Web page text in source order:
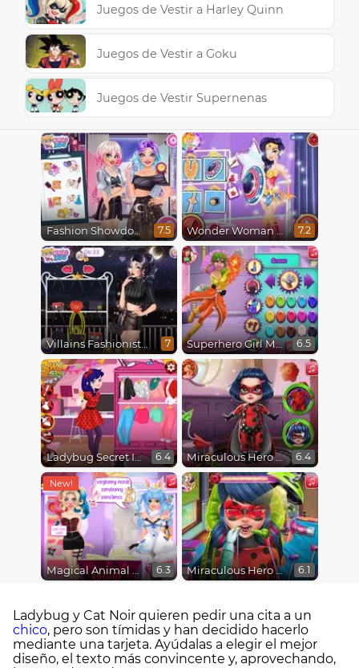
Juegos de Vestir a Harley Quinn
Juegos de Vestir a Goku
Juegos de Vestir Supernenas
Fashion Showdown Barbie and Harley 7.5 Wonder Woman Fashion Event 7.2
Villains Fashionistas In The City 7 Superhero Girl Maker 6.5
Ladybug Secret Identity Revealed 6.4 Miraculous Hero Baby Bath 6.4
Magical Animal Transformation Spell Factory 6.3 Miraculous Hero Real Dentist 6.1
Ladybug y Cat Noir quieren pedir una cita a un
chico, pero son tímidas y han decidido hacerlo
mediante una tarjeta. Ayúdalas a elegir el mejor
diseño, el texto más convincente y, aprovechando,